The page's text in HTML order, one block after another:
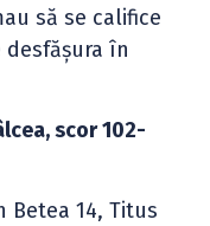
să se califice
în
scor 102-
Betea 14, Titus